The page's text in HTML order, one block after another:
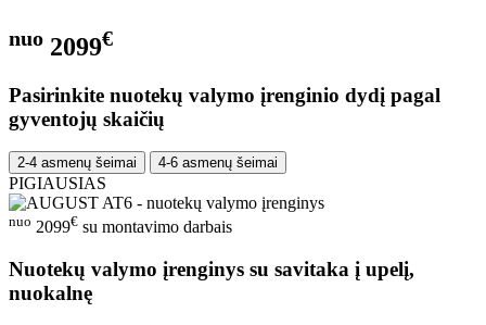
nuo 2099€
Pasirinkite nuotekų valymo įrenginio dydį pagal
gyventojų skaičių
2-4 asmenų šeimai 4-6 asmenų šeimai
PIGIAUSIAS
nuo 2099€ su montavimo darbais
Nuotekų valymo įrenginys su savitaka į upelį,
nuokalnę